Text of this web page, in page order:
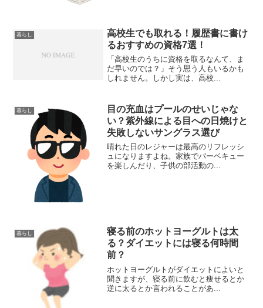
暮らし
高校生でも取れる！履歴書に書け
るおすすめの資格7選！
「高校生のうちに資格を取るなんて、ま
だ早いのでは？」そう思う人もいるかも
しれません。しかし実は、高校...
暮らし
目の充血はプールのせいじゃな
い？紫外線による目への日焼けと
失敗しないサングラス選び
晴れた日のレジャーは最高のリフレッシ
ュになりますよね。家族でバーベキュー
を楽しんだり、子供の部活動の...
暮らし
寝る前のホットヨーグルトは太
る？ダイエットには寝る何時間
前？
ホットヨーグルトがダイエットによいと
聞きますが、寝る前に飲むと痩せるとか
逆に太るとか言われることがあ...